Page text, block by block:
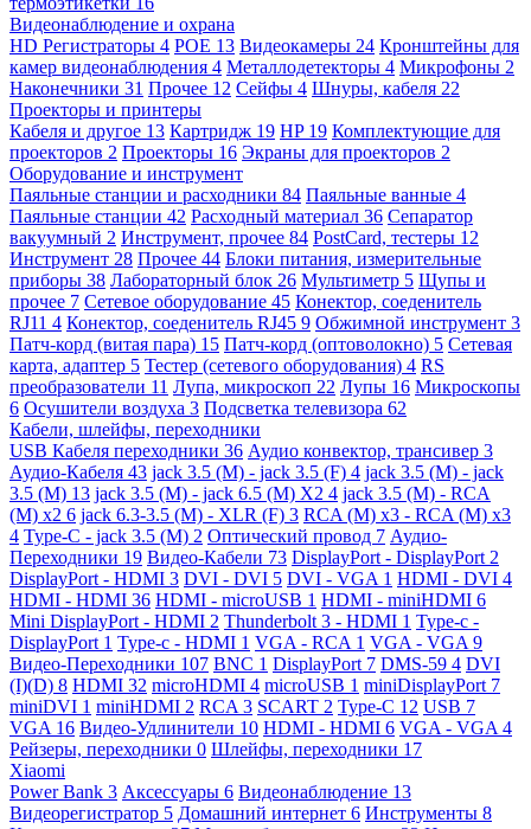
Видеонаблюдение и охрана
HD Регистраторы 4 POE 13 Видеокамеры 24 Кронштейны для
камер видеонаблюдения 4 Металлодетекторы 4 Микрофоны 2
Наконечники 31 Прочее 12 Сейфы 4 Шнуры, кабеля 22
Проекторы и принтеры
Кабеля и другое 13 Картридж 19 HP 19 Комплектующие для
проекторов 2 Проекторы 16 Экраны для проекторов 2
Оборудование и инструмент
Паяльные станции и расходники 84 Паяльные ванные 4
Паяльные станции 42 Расходный материал 36 Сепаратор
вакуумный 2 Инструмент, прочее 84 PostCard, тестеры 12
Инструмент 28 Прочее 44 Блоки питания, измерительные
приборы 38 Лабораторный блок 26 Мультиметр 5 Щупы и
прочее 7 Сетевое оборудование 45 Конектор, соеденитель
RJ11 4 Конектор, соеденитель RJ45 9 Обжимной инструмент 3
Патч-корд (витая пара) 15 Патч-корд (оптоволокно) 5 Сетевая
карта, адаптер 5 Тестер (сетевого оборудования) 4 RS
преобразователи 11 Лупа, микроскоп 22 Лупы 16 Микроскопы
6 Осушители воздуха 3 Подсветка телевизора 62
Кабели, шлейфы, переходники
USB Кабеля переходники 36 Аудио конвектор, трансивер 3
Аудио-Кабеля 43 jack 3.5 (M) - jack 3.5 (F) 4 jack 3.5 (M) - jack
3.5 (M) 13 jack 3.5 (M) - jack 6.5 (M) X2 4 jack 3.5 (M) - RCA
(M) x2 6 jack 6.3-3.5 (M) - XLR (F) 3 RCA (M) x3 - RCA (M) x3
4 Type-C - jack 3.5 (M) 2 Оптический провод 7 Аудио-
Переходники 19 Видео-Кабели 73 DisplayPort - DisplayPort 2
DisplayPort - HDMI 3 DVI - DVI 5 DVI - VGA 1 HDMI - DVI 4
HDMI - HDMI 36 HDMI - microUSB 1 HDMI - miniHDMI 6
Mini DisplayPort - HDMI 2 Thunderbolt 3 - HDMI 1 Type-c -
DisplayPort 1 Type-c - HDMI 1 VGA - RCA 1 VGA - VGA 9
Видео-Переходники 107 BNC 1 DisplayPort 7 DMS-59 4 DVI
(I)(D) 8 HDMI 32 microHDMI 4 microUSB 1 miniDisplayPort 7
miniDVI 1 miniHDMI 2 RCA 3 SCART 2 Type-C 12 USB 7
VGA 16 Видео-Удлинители 10 HDMI - HDMI 6 VGA - VGA 4
Рейзеры, переходники 0 Шлейфы, переходники 17
Xiaomi
Power Bank 3 Аксессуары 6 Видеонаблюдение 13
Видеорегистратор 5 Домашний интернет 6 Инструменты 8